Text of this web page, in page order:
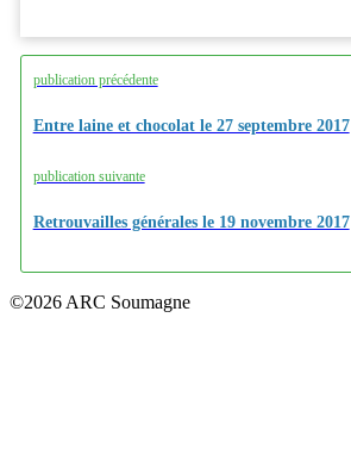
publication précédente
Entre laine et chocolat le 27 septembre 2017
publication suivante
Retrouvailles générales le 19 novembre 2017
©2026 ARC Soumagne